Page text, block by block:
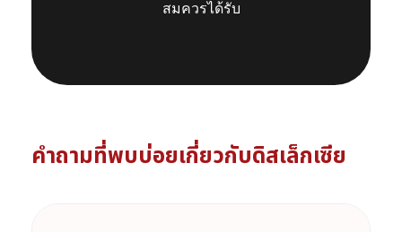
สมควรได้รับ
คำถามที่พบบ่อยเกี่ยวกับดิสเล็กเซีย